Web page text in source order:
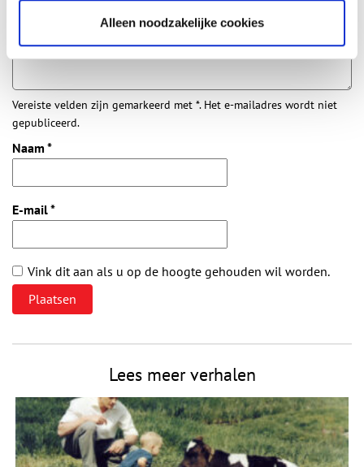
Alleen noodzakelijke cookies
Vul deze informatie aan of geef een reactie.
Vereiste velden zijn gemarkeerd met *. Het e-mailadres wordt niet
gepubliceerd.
Naam *
E-mail*
Vink dit aan als u op de hoogte gehouden wil worden.
Lees meer verhalen